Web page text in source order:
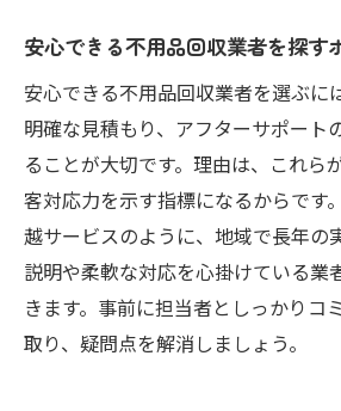
安心できる不用品回収業者を探す
安心できる不用品回収業者を選ぶに
明確な見積もり、アフターサポート
ることが大切です。理由は、これら
客対応力を示す指標になるからです
越サービスのように、地域で長年の
説明や柔軟な対応を心掛けている業
きます。事前に担当者としっかりコ
取り、疑問点を解消しましょう。